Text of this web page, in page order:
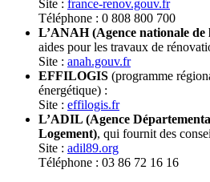
Site : france-renov.gouv.fr
Téléphone : 0 808 800 700
L’ANAH (Agence nationale de
aides pour les travaux de
Site : anah.gouv.fr
EFFILOGIS (programme
énergétique) :
Site : effilogis.fr
L’ADIL (Agence
Logement), qui fournit des
Site : adil89.org
Téléphone : 03 86 72 16 16